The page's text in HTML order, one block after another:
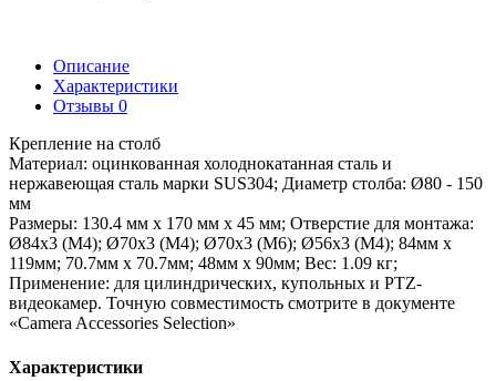
Описание
Характеристики
Отзывы 0
Крепление на столб
Материал: оцинкованная холоднокатанная сталь и
нержавеющая сталь марки SUS304; Диаметр столба: Ø80 - 150
мм
Размеры: 130.4 мм x 170 мм x 45 мм; Отверстие для монтажа:
Ø84x3 (М4); Ø70x3 (M4); Ø70x3 (M6); Ø56x3 (M4); 84мм х
119мм; 70.7мм x 70.7мм; 48мм х 90мм; Вес: 1.09 кг;
Применение: для цилиндрических, купольных и PTZ-
видеокамер. Точную совместимость смотрите в документе
«Camera Accessories Selection»
Характеристики